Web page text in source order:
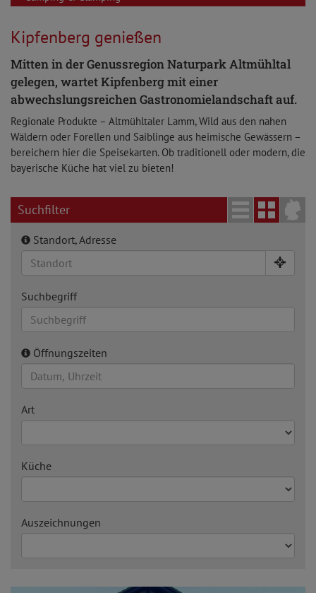
Kipfenberg genießen
Mitten in der Genussregion Naturpark Altmühltal
gelegen, wartet Kipfenberg mit einer
abwechslungsreichen Gastronomielandschaft auf.
Regionale Produkte – Altmühltaler Lamm, Wild aus den nahen
Wäldern oder Forellen und Saiblinge aus heimische Gewässern –
bereichern hier die Speisekarten. Ob traditionell oder modern, die
bayerische Küche hat viel zu bieten!
Suchfilter
Standort, Adresse
Suchbegriff
Öffnungszeiten
Art
Küche
Auszeichnungen